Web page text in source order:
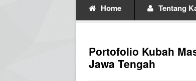
Home Tentang
Portofolio Kubah
Jawa Tengah